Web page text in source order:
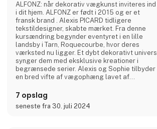
ALFONZ: når dekorativ vægkunst inviteres ind
i dit hjem. ALFONZ er født i 2015 og er et
fransk brand . Alexis PICARD tidligere
tekstildesigner, skabte mærket. Fra denne
kursændring begynder eventyret i en lille
landsby i Tarn, Roquecourbe, hvor deres
værksted nu ligger. Et dybt dekorativt univers
synger dem med eksklusive kreationer i
begrænsede serier. Alexis og Sophie tilbyder
en bred vifte af vægophæng lavet af
resultatet af deres dristige og antagede
valg. Den dekorative karakter og den
specielle behandling af materialet
7 opslag
seneste fra 30. juli 2024